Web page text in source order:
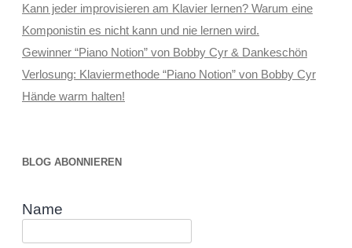
Kann jeder improvisieren am Klavier lernen? Warum eine
Komponistin es nicht kann und nie lernen wird.
Gewinner “Piano Notion” von Bobby Cyr & Dankeschön
Verlosung: Klaviermethode “Piano Notion” von Bobby Cyr
Hände warm halten!
BLOG ABONNIEREN
Name